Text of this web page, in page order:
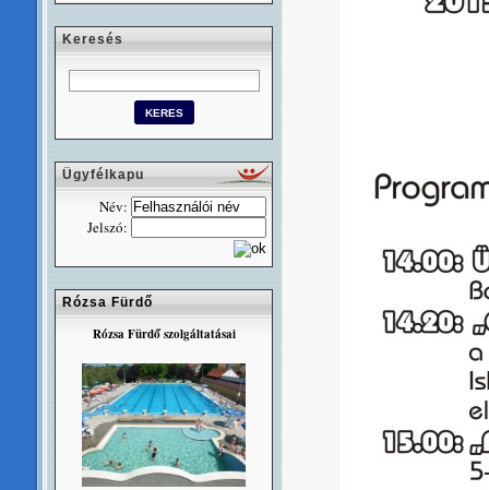
Keresés
Ügyfélkapu
Név:
Jelszó:
Rózsa Fürdő
Rózsa Fürdő szolgáltatásai